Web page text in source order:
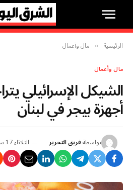
الرئيسية » مال وأعمال
مال وأعمال
الشيكل الإسرائيلي
أجهزة بيجر في لبنان
بواسطةفريق التحرير الثلاثاء 17 سبتمبر 11:04 م